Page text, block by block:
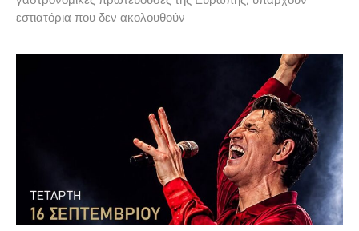
εστιατόρια που δεν ακολουθούν